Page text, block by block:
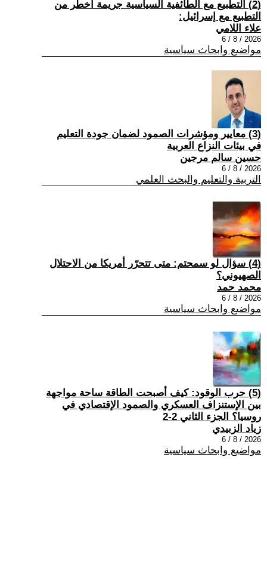
(2) التطبيع مع الطائفية السياسية جريمة أخطر من
التطبيع مع إسرائيل:
علاء اللامي
2026 / 8 / 6
مواضيع وابحاث سياسية
(3) معايير ومؤشرات الصمود لضمان جودة التعليم
في بيئات النزاع العربية
حسين سالم مرجين
2026 / 8 / 6
التربية والتعليم والبحث العلمي
(4) سؤال لو سمحتم: متى تتحرّر أمريكا من الاحتلال
الصهيوني؟
محمد حمد
2026 / 8 / 6
مواضيع وابحاث سياسية
(5) حرب الوقود: كيف أصبحت الطاقة ساحة مواجهة
بين الإستنزاف العسكري والصمود الإقتصادي في
روسيا؟ الجزء الثاني 2-2
زياد الزبيدي
2026 / 8 / 6
مواضيع وابحاث سياسية